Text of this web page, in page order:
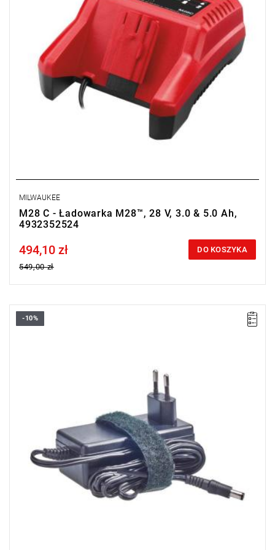
MILWAUKEE
M28 C - Ładowarka M28™, 28 V, 3.0 & 5.0 Ah,
4932352524
Price tax included
494,10 zł
549,00 zł
DO KOSZYKA
• Z
-10%